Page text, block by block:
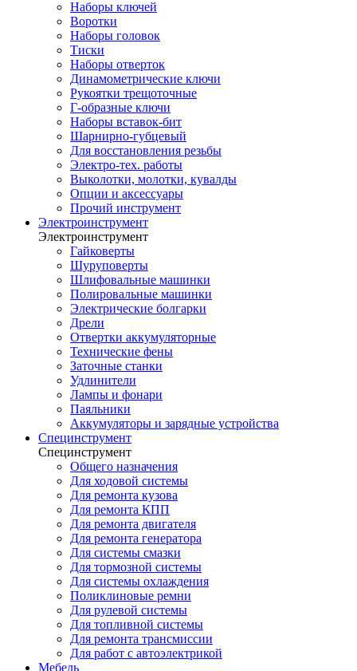
Наборы ключей
Воротки
Наборы головок
Тиски
Наборы отверток
Динамометрические ключи
Рукоятки трещоточные
Г-образные ключи
Наборы вставок-бит
Шарнирно-губцевый
Для восстановления резьбы
Электро-тех. работы
Выколотки, молотки, кувалды
Опции и аксессуары
Прочий инструмент
Электроинструмент
Электроинструмент
Гайковерты
Шуруповерты
Шлифовальные машинки
Полировальные машинки
Электрические болгарки
Дрели
Отвертки аккумуляторные
Технические фены
Заточные станки
Удлинители
Лампы и фонари
Паяльники
Аккумуляторы и зарядные устройства
Специнструмент
Специнструмент
Общего назначения
Для ходовой системы
Для ремонта кузова
Для ремонта КПП
Для ремонта двигателя
Для ремонта генератора
Для системы смазки
Для тормозной системы
Для системы охлаждения
Поликлиновые ремни
Для рулевой системы
Для топливной системы
Для ремонта трансмиссии
Для работ с автоэлектрикой
Мебель